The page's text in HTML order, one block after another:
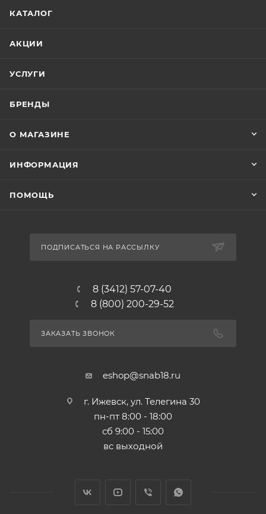
КАТАЛОГ
АКЦИИ
УСЛУГИ
БРЕНДЫ
О МАГАЗИНЕ
ИНФОРМАЦИЯ
ПОМОЩЬ
ПОДПИСАТЬСЯ НА РАССЫЛКУ
8 (3412) 57-07-40
8 (800) 200-29-52
ЗАКАЗАТЬ ЗВОНОК
eshop@snab18.ru
г. Ижевск, ул. Телегина 30
пн-пт 8:00 - 18:00
сб 9:00 - 15:00
вс выходной